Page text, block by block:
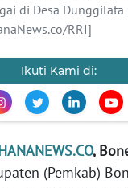
di Desa Dunggilata
RRI]
Ikuti Kami di:
,
(Pemkab)